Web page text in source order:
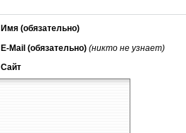
Имя (обязательно)
E-Mail (обязательно) (никто не узнает)
Сайт